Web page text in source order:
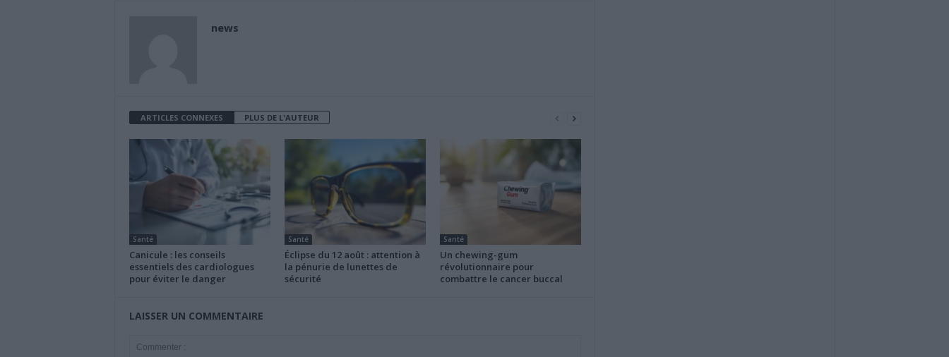
news
ARTICLES CONNEXES PLUS DE L'AUTEUR
Santé
Canicule : les conseils
essentiels des cardiologues
pour éviter le danger
Santé
Éclipse du 12 août : attention à
la pénurie de lunettes de
sécurité
Santé
Un chewing-gum
révolutionnaire pour
combattre le cancer buccal
LAISSER UN COMMENTAIRE